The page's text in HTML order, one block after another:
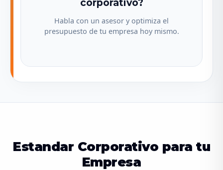
corporativo?
Habla con un asesor y optimiza el
presupuesto de tu empresa hoy mismo.
Estandar Corporativo para tu
Empresa